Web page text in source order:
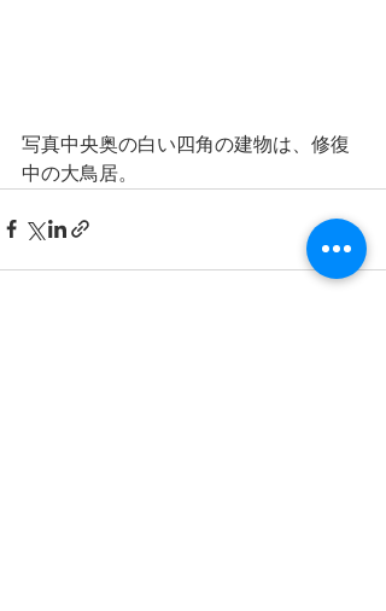
写真中央奥の白い四角の建物は、修復
中の大鳥居。